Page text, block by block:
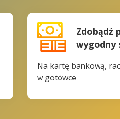
Zdobądź
wygodny
Na kartę bankową,
w gotówce